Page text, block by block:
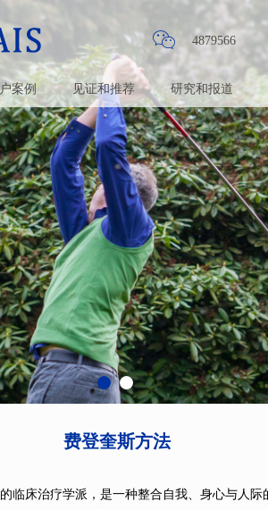
案例 见证和推荐 研究和报道
ꀤ 4879566
费登奎斯方法
床治疗学派，是一种整合自我、身心与人际